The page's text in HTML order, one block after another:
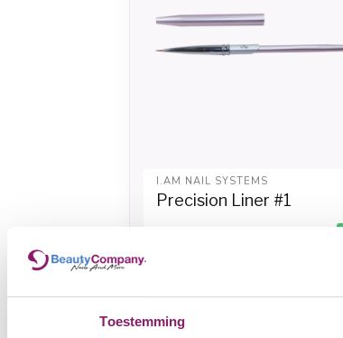
Toestemming
I.AM NAIL SYSTEMS
Precision Liner #1